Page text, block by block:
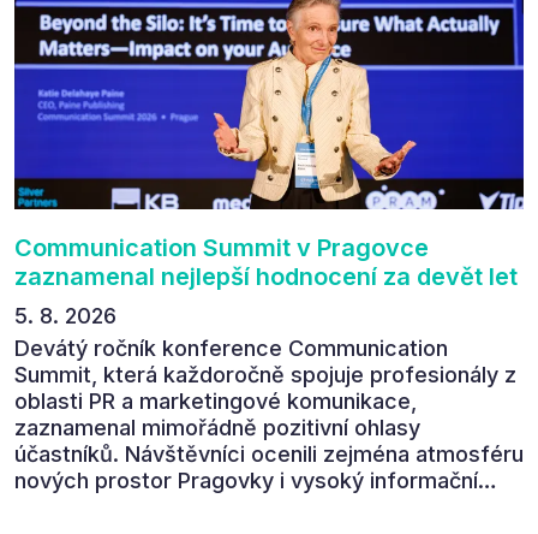
Communication Summit v Pragovce
zaznamenal nejlepší hodnocení za devět let
5. 8. 2026
Devátý ročník konference Communication
Summit, která každoročně spojuje profesionály z
oblasti PR a marketingové komunikace,
zaznamenal mimořádně pozitivní ohlasy
účastníků. Návštěvníci ocenili zejména atmosféru
nových prostor Pragovky i vysoký informační